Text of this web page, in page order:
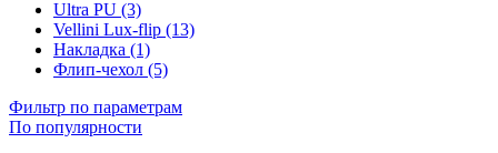
Ultra PU (3)
Vellini Lux-flip (13)
Накладка (1)
Флип-чехол (5)
Фильтр по параметрам
По популярности